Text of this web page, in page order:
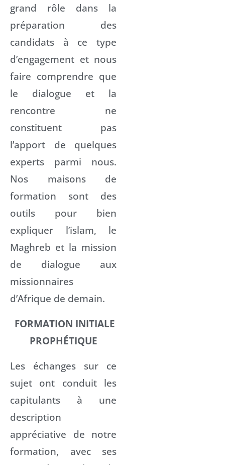
grand rôle dans la
préparation des
candidats à ce type
d’engagement et nous
faire comprendre que
le dialogue et la
rencontre ne
constituent pas
l’apport de quelques
experts parmi nous.
Nos maisons de
formation sont des
outils pour bien
expliquer l’islam, le
Maghreb et la mission
de dialogue aux
missionnaires
d’Afrique de demain.
FORMATION INITIALE
PROPHÉTIQUE
Les échanges sur ce
sujet ont conduit les
capitulants à une
description
appréciative de notre
formation, avec ses